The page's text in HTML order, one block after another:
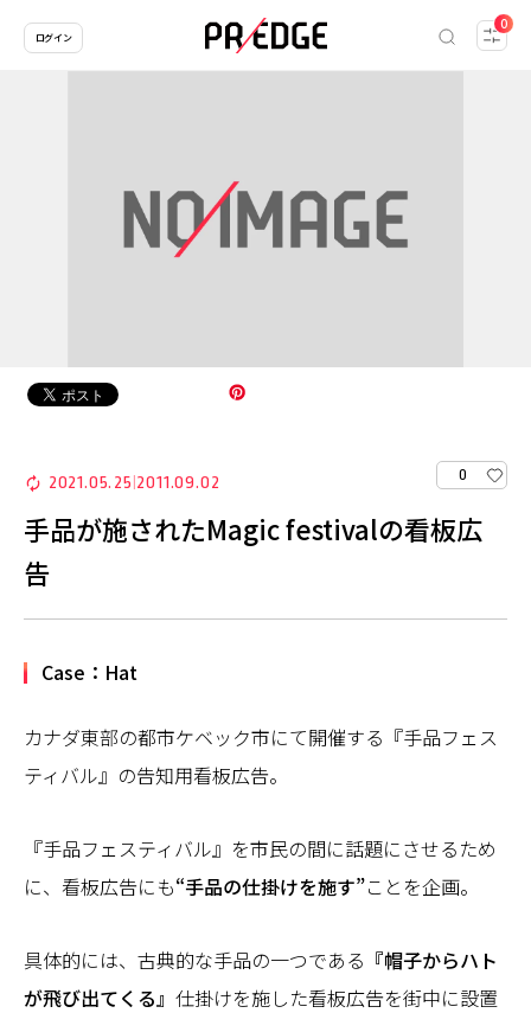
0
ログイン
2021.05.25 2011.09.02 0
手品が施されたMagic festivalの看板広
告
Case：Hat
カナダ東部の都市ケベック市にて開催する『手品フェス
ティバル』の告知用看板広告。
『手品フェスティバル』を市民の間に話題にさせるため
に、看板広告にも“手品の仕掛けを施す”ことを企画。
具体的には、古典的な手品の一つである 『帽子からハト
が飛び出てくる』 仕掛けを施した看板広告を街中に設置